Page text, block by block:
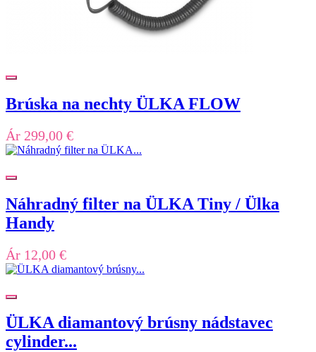
Brúska na nechty ÜLKA FLOW
Ár 299,00 €
Náhradný filter na ÜLKA Tiny / Ülka
Handy
Ár 12,00 €
ÜLKA diamantový brúsny nádstavec
cylinder...